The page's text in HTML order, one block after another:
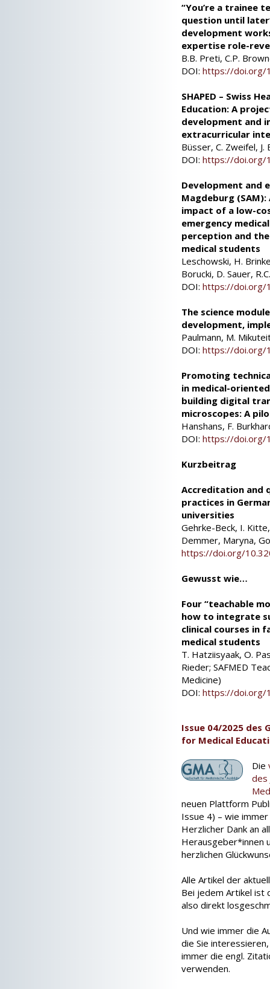
“You’re a trainee
question until
development
expertise role-
B.B. Preti, C.P.
DOI:https://doi.org/
SHAPED – Swiss
Education: A
development and
extracurricular
Büsser, C. Zweifel, J.
DOI:https://doi.org/
Development and
Magdeburg
impact of a low-
emergency
perception and
medical students
Leschowski, H.
Borucki, D. Sauer,
DOI:https://doi.org/
The science
development,
Paulmann, M.
DOI:https://doi.org/
Promoting
in medical-
building digital
microscopes: A
Hanshans, F.
DOI:https://doi.org/
Kurzbeitrag
Accreditation and
practices in
universities
Gehrke-Beck, I.
Demmer, Maryna,
https://doi.org/
Gewusst wie…
Four “teachable
how to integrate
clinical courses in
medical students
T. Hatziisyaak, O.
Rieder; SAFMED
Medicine)
DOI:https://doi.org/
Issue 04/2025 des
for Medical
Die
des
neuen Plattform
Issue 4) – wie
Herzlicher Dank an
Herausgeber*innen
herzlichen
Alle Artikel der
Bei jedem Artikel ist
also direkt
Und wie immer die
die Sie
immer die engl.
verwenden.